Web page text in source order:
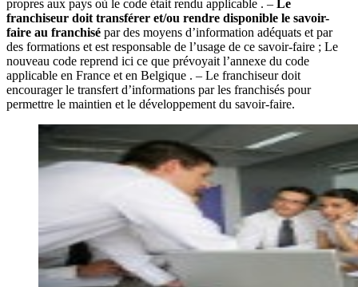
propres aux pays où le code était rendu applicable . – Le
franchiseur doit transférer et/ou rendre disponible le savoir-
faire au franchisé par des moyens d’information adéquats et par
des formations et est responsable de l’usage de ce savoir-faire ; Le
nouveau code reprend ici ce que prévoyait l’annexe du code
applicable en France et en Belgique . – Le franchiseur doit
encourager le transfert d’informations par les franchisés pour
permettre le maintien et le développement du savoir-faire.